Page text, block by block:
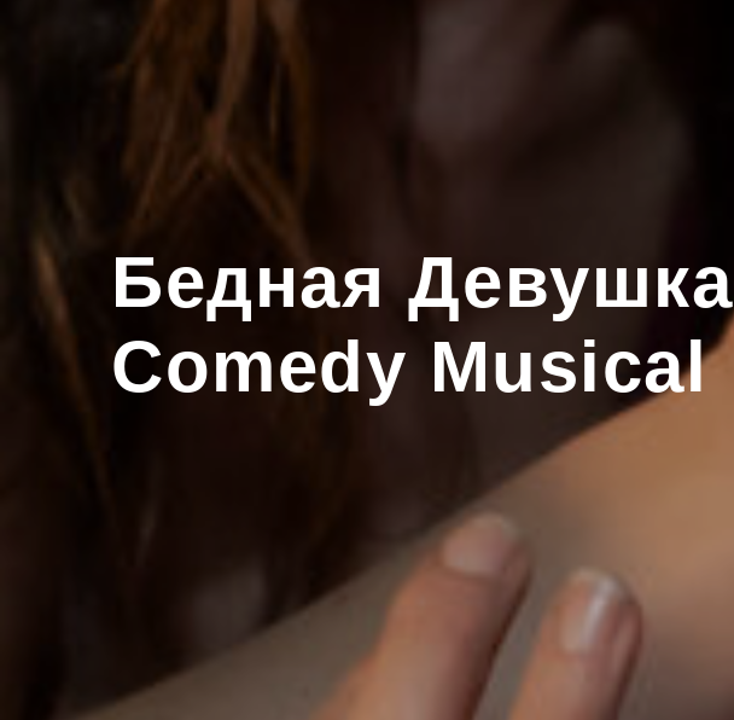
Бедная Девушка
Comedy Musical